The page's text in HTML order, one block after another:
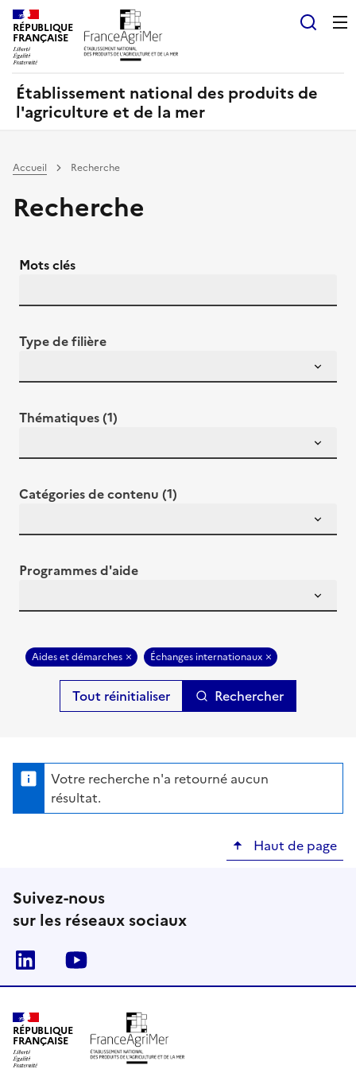
RÉPUBLIQUE
FRANÇAISE
Établissement national des produits de
l'agriculture et de la mer
Accueil Recherche
Recherche
Mots clés
Type de filière
Thématiques (1)
Catégories de contenu (1)
Programmes d'aide
Aides et démarches Échanges internationaux
Rechercher
Votre recherche n'a retourné aucun
résultat.
Haut de page
Suivez-nous
sur les réseaux sociaux
Linkedin
RÉPUBLIQUE
FRANÇAISE
Panneau de gestion des cookies